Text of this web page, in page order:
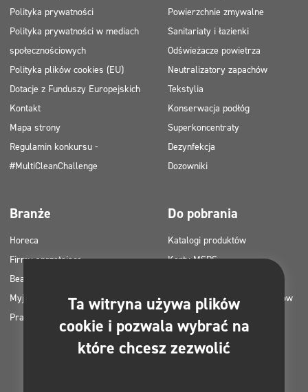
Polityka prywatności
Polityka prywatności w mediach
społecznościowych
Polityka plików cookies (EU)
Dotacje z Funduszy Europejskich
Kontakt
Mapa strony
Regulamin konkursu -
#MultiCleanChallenge
Powierzchnie zmywalne
Sanitariaty i łazienki
Odświeżacze powietrza
Neutralizatory zapachów
Tekstylia
Konserwacja podłóg
Superkoncentraty
Dezynfekcja
Dozowniki
Branże
Horeca
Firmy sprzątające
Beauty
Myjnie samochodowe
Pralnie
Do pobrania
Katalogi produktów
Karty MSDS
Plany zastosowania produktów
Pozwolenia i atesty
Zdjęcia do druku
Ta witryna używa plików
cookie i pozwala wybrać na
które chcesz zezwolić